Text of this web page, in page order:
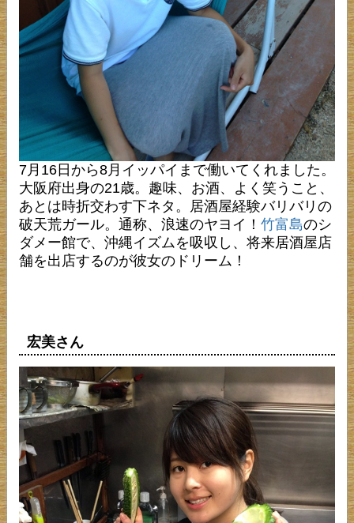
7月16日から8月イッパイまで働いてくれました。
大阪府出身の21歳。趣味、お酒、よく笑うこと、
あとは時折交わす下ネタ。居酒屋経験バリバリの
破天荒ガール。通称、浪速のヤヨイ！ 竹富島のシ
ダメー館で、沖縄イズムを吸収し、将来居酒屋店
舗を出店するのが彼女のドリーム！
宏美さん